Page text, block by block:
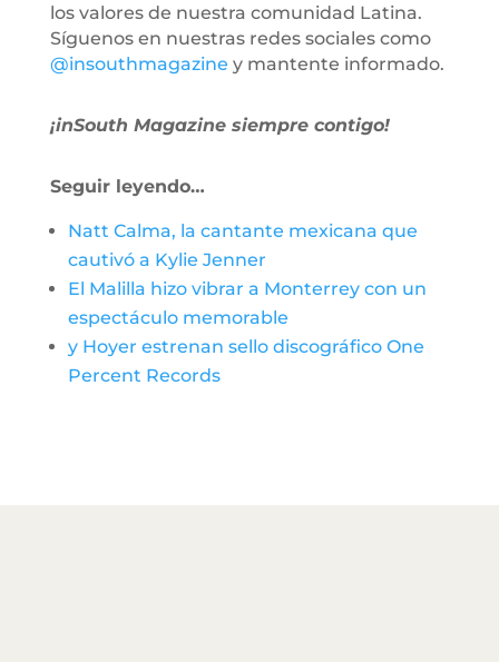
los valores de nuestra comunidad Latina.
Síguenos en nuestras redes sociales como
@insouthmagazine y mantente informado.
¡inSouth Magazine siempre contigo!
Seguir leyendo…
Natt Calma, la cantante mexicana que
cautivó a Kylie Jenner
El Malilla hizo vibrar a Monterrey con un
espectáculo memorable
y Hoyer estrenan sello discográfico One
Percent Records